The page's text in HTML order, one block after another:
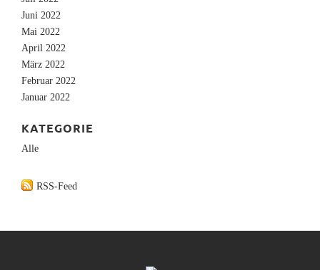
Juni 2022
Mai 2022
April 2022
März 2022
Februar 2022
Januar 2022
KATEGORIE
Alle
RSS-Feed